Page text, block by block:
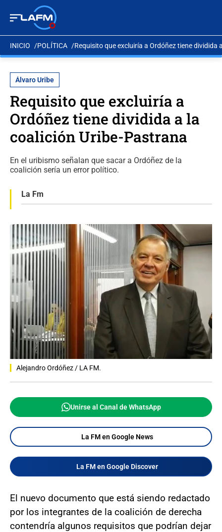
INICIO POLÍTICA Requisito que excluiría a Ordóñez tiene dividida
Álvaro Uribe
Requisito que excluiría a
Ordóñez tiene dividida a la
coalición Uribe-Pastrana
En el uribismo señalan que sacar a Ordóñez de la
coalición sería un error político.
La Fm
Alejandro Ordóñez / LA FM.
Unirse al Canal de WhatsApp
La FM en Google News
La FM en Google Discover
El nuevo documento que está siendo redactado
por los integrantes de la coalición de derecha
contendría algunos requisitos que podrían dejar